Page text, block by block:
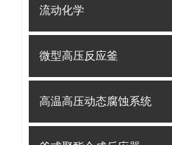
流动化学
微型高压反应釜
高温高压动态腐蚀系统